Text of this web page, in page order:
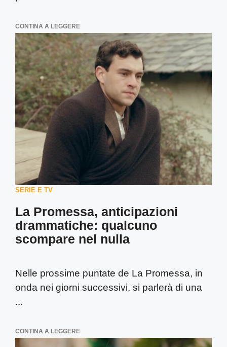
CONTINA A LEGGERE
SERIE E TV
La Promessa, anticipazioni
drammatiche: qualcuno
scompare nel nulla
Nelle prossime puntate de La Promessa, in
onda nei giorni successivi, si parlerà di una
...
CONTINA A LEGGERE